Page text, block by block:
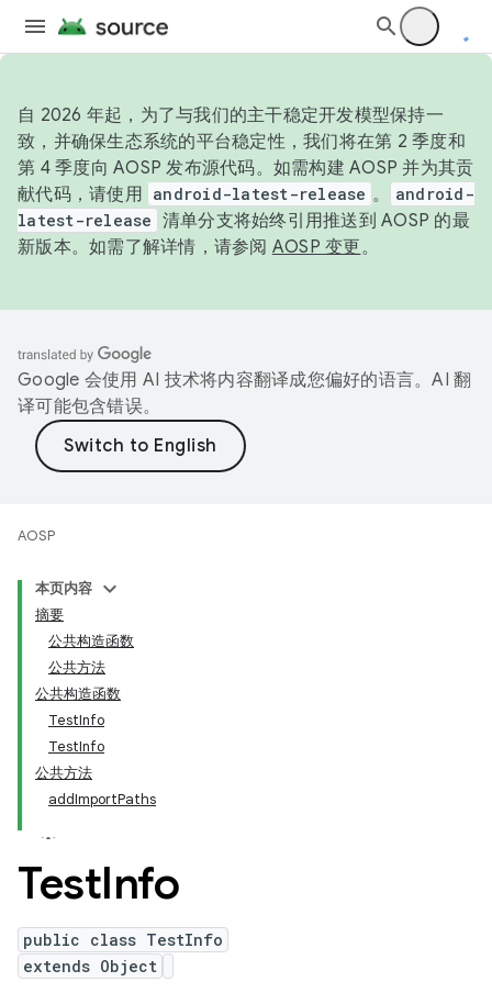
自 2026 年起，为了与我们的主干稳定开发模型保持一
致，并确保生态系统的平台稳定性，我们将在第 2 季度和
第 4 季度向 AOSP 发布源代码。如需构建 AOSP 并为其贡
献代码，请使用 android-latest-release 。
android-
latest-release 清单分支将始终引用推送到 AOSP 的最
新版本。如需了解详情，请参阅 AOSP 变更。
Google 会使用 AI 技术将内容翻译成您偏好的语言。AI 翻
译可能包含错误。
AOSP
本页内容
摘要
公共构造函数
公共方法
公共构造函数
TestInfo
TestInfo
公共方法
addImportPaths
TestInfo
public class TestInfo
extends Object